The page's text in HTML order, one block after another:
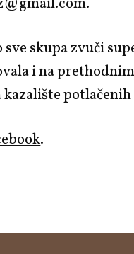
sve skupa zvuči
i na
kazalište
.